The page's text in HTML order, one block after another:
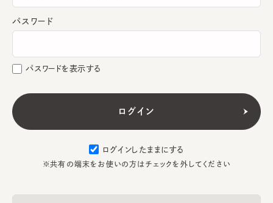
パスワード
パスワードを表示する
ログインしたままにする
※共有の端末をお使いの方はチェックを外してください